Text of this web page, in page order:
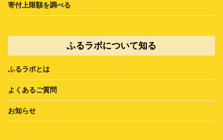
寄付上限額を調べる
ふるラボについて知る
ふるラボとは
よくあるご質問
お知らせ